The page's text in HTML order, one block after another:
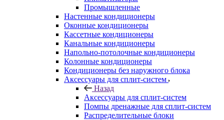
Промышленные
Настенные кондиционеры
Оконные кондиционеры
Кассетные кондиционеры
Канальные кондиционеры
Напольно-потолочные кондиционеры
Колонные кондиционеры
Кондиционеры без наружного блока
Аксессуары для сплит-систем
Назад
Аксессуары для сплит-систем
Помпы дренажные для сплит-систем
Распределительные блоки